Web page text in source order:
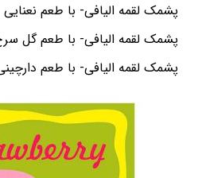
پشمک لقمه الیافی- با طعم نعنایی
پشمک لقمه الیافی- با طعم گل
پشمک لقمه الیافی- با طعم